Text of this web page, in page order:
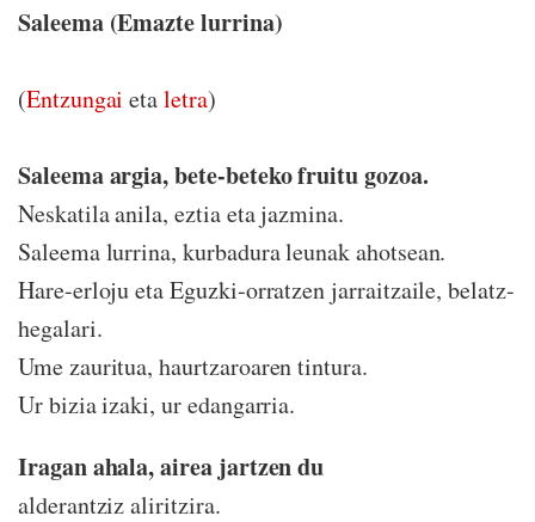
Saleema (Emazte lurrina)
(Entzungaietaletra)
Saleema argia, bete-beteko fruitu gozoa.
Neskatila anila, eztia eta jazmina.
Saleema lurrina, kurbadura leunak ahotsean.
Hare-erloju eta Eguzki-orratzen jarraitzaile, belatz-
hegalari.
Ume zauritua, haurtzaroaren tintura.
Ur bizia izaki, ur edangarria.
Iragan ahala, airea jartzen du
alderantziz aliritzira.